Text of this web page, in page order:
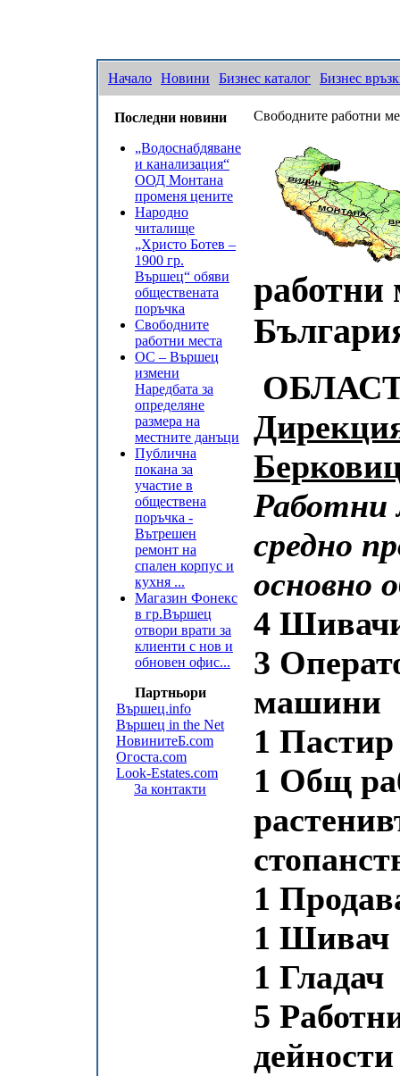
Начало Новини Бизнес каталог Бизнес
Последни новини
„Водоснабдяване
и канализация“
ООД Монтана
променя цените
Народно
читалище
„Христо Ботев –
1900 гр.
Вършец“ обяви
обществената
поръчка
Свободните
работни места
ОС – Вършец
измени
Наредбата за
определяне
размера на
местните данъци
Публична
покана за
участие в
обществена
поръчка -
Вътрешен
ремонт на
спален корпус и
кухня ...
Магазин Фонекс
в гр.Вършец
отвори врати за
клиенти с нов и
обновен офис...
Партньори
Вършец.info
Вършец in the Net
НовинитеБ.com
Огоста.com
Look-Estates.com
За контакти
Свободните работни
работни
Работни
средно
основно
4
3
машини
1 Пастир
1 Общ
1
1 Шивач
1 Гладач
5
дейности